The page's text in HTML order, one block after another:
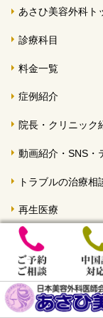
あさひ美容外科ト
診療科目
料金一覧
症例紹介
院長・クリニック
動画紹介・SNS・
トラブルの治療相
再生医療
院長カウンセリン
受診予約のお申込
小国英昭のフェイ